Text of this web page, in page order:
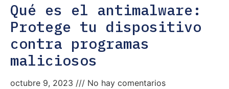
Qué es el antimalware:
Protege tu dispositivo
contra programas
maliciosos
octubre 9, 2023
No hay comentarios